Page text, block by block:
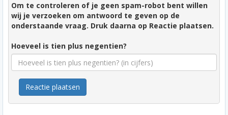
Om te controleren of je geen spam-robot bent willen
wij je verzoeken om antwoord te geven op de
onderstaande vraag. Druk daarna op Reactie plaatsen.
Hoeveel is tien plus negentien?
Reactie plaatsen